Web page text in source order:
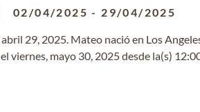
02/04/2025 - 29/04/2025
29, 2025. Mateo nació en Los
viernes, mayo 30, 2025 desde la(s)